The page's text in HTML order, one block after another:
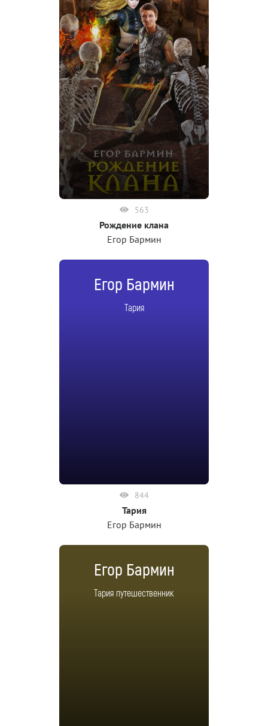
563
Рождение клана
Егор Бармин
Егор Бармин
Тария
844
Тария
Егор Бармин
Егор Бармин
Тария путешественник